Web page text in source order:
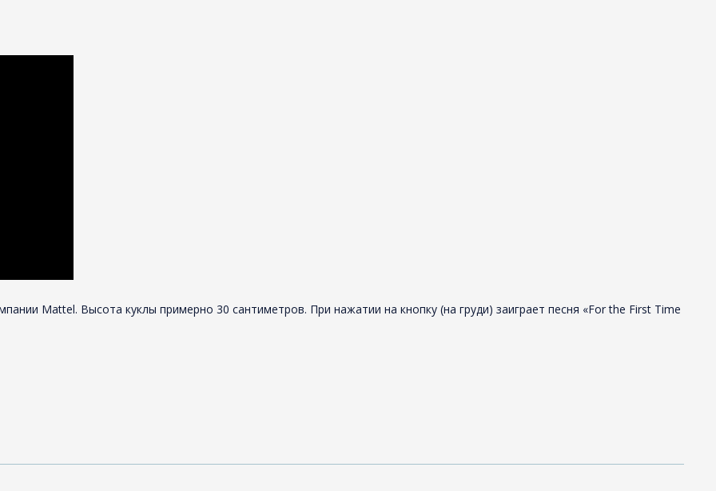
Mattel. Высота куклы примерно 30 сантиметров. При нажатии на кнопку (на груди) заиграет песня «For the First Time